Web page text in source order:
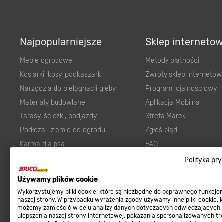
Polityka
Używamy plików cookie
Wykorzystujemy pliki cookie, które są niezbędne do poprawnego
naszej strony. W przypadku wyrażenia zgody używamy inne pliki cookie,
możemy zamieścić w celu analizy danych dotyczących odwiedzających,
ulepszenia naszej strony internetowej, pokazania spersonalizowanych
Najpopularniejsze
Meble ogrodowe
Kosiarki, kosy, podkaszarki
Narzędzia do pielęgnacji gleby
Materiały budowlane
Tarasy, ścieżki, podjazdy
Podłoża i ziemie do ogrodu
Karma dla psa
Farby wewnętrzne białe
Elektryka
Panele
Elektronarzędzia
Sklep
Metody płatności
Zwroty sklep
Program lojalnościowy
Aplikacja Mobilna
Strefa Marek
Zgłoś błąd
FAQ
Prawny obowiązek
Regulaminy